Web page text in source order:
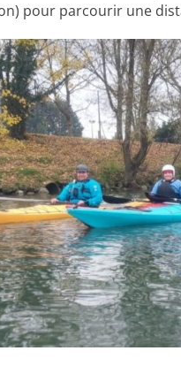
pour parcourir une